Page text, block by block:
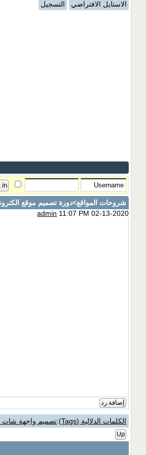
الاستايل الافتراضي
التسجيل
شروحات المواقع>دورة تصميم موقع
admin 11:07 PM 02-13-2020
إضافة رد
الكلمات الدلالية (Tags) :تصميم واجهة شات
Up